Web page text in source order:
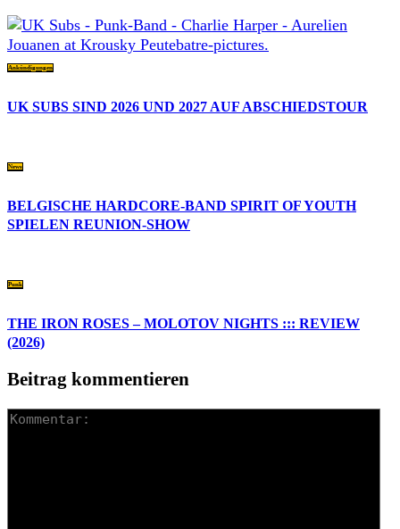
Ankündigungen
UK SUBS SIND 2026 UND 2027 AUF ABSCHIEDSTOUR
News
BELGISCHE HARDCORE-BAND SPIRIT OF YOUTH
SPIELEN REUNION-SHOW
Punk
THE IRON ROSES – MOLOTOV NIGHTS ::: REVIEW
(2026)
Beitrag kommentieren